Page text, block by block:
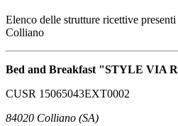
Elenco delle strutture ricettive
Colliano
Bed and Breakfast "STYLE VIA
CUSR 15065043EXT0002
84020 Colliano (SA)